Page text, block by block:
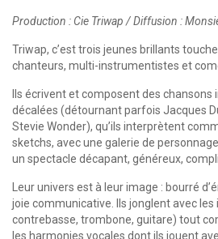
Production : Cie Triwap / Diffusion :
Triwap, c’est trois jeunes brillants
chanteurs, multi-instrumentistes et
Ils écrivent et composent des chansons
décalées (détournant parfois Jacques
Stevie Wonder), qu’ils interprètent
sketchs, avec une galerie de
un spectacle décapant, généreux,
Leur univers est à leur image : bourré
joie communicative. Ils jonglent avec
contrebasse, trombone, guitare) tout
les harmonies vocales dont ils jouent